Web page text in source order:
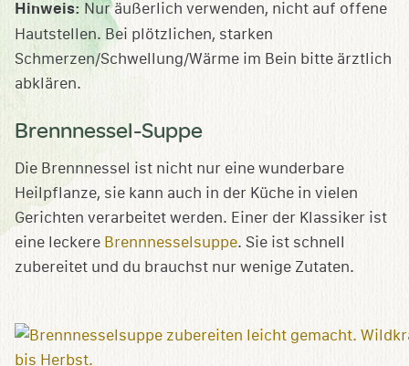
Hinweis: Nur äußerlich verwenden, nicht auf offene
Hautstellen. Bei plötzlichen, starken
Schmerzen/Schwellung/Wärme im Bein bitte ärztlich
abklären.
Brennnessel-Suppe
Die Brennnessel ist nicht nur eine wunderbare
Heilpflanze, sie kann auch in der Küche in vielen
Gerichten verarbeitet werden. Einer der Klassiker ist
eine leckere Brennnesselsuppe. Sie ist schnell
zubereitet und du brauchst nur wenige Zutaten.